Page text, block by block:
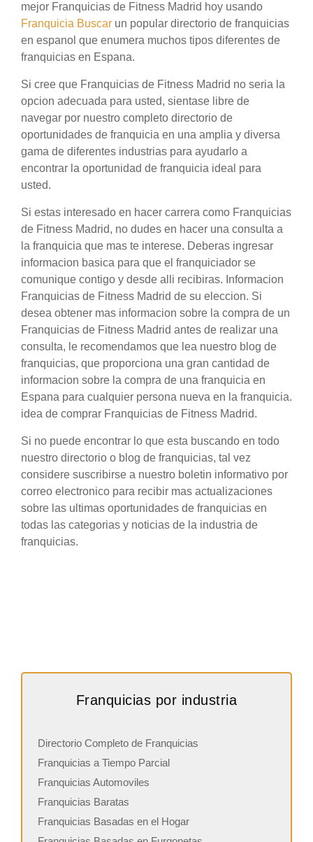
mejor Franquicias de Fitness Madrid hoy usando
Franquicia Buscar un popular directorio de franquicias
en espanol que enumera muchos tipos diferentes de
franquicias en Espana.
Si cree que Franquicias de Fitness Madrid no seria la
opcion adecuada para usted, sientase libre de
navegar por nuestro completo directorio de
oportunidades de franquicia en una amplia y diversa
gama de diferentes industrias para ayudarlo a
encontrar la oportunidad de franquicia ideal para
usted.
Si estas interesado en hacer carrera como Franquicias
de Fitness Madrid, no dudes en hacer una consulta a
la franquicia que mas te interese. Deberas ingresar
informacion basica para que el franquiciador se
comunique contigo y desde alli recibiras. Informacion
Franquicias de Fitness Madrid de su eleccion. Si
desea obtener mas informacion sobre la compra de un
Franquicias de Fitness Madrid antes de realizar una
consulta, le recomendamos que lea nuestro blog de
franquicias, que proporciona una gran cantidad de
informacion sobre la compra de una franquicia en
Espana para cualquier persona nueva en la franquicia.
idea de comprar Franquicias de Fitness Madrid.
Si no puede encontrar lo que esta buscando en todo
nuestro directorio o blog de franquicias, tal vez
considere suscribirse a nuestro boletin informativo por
correo electronico para recibir mas actualizaciones
sobre las ultimas oportunidades de franquicias en
todas las categorias y noticias de la industria de
franquicias.
Franquicias por industria
Directorio Completo de Franquicias
Franquicias a Tiempo Parcial
Franquicias Automoviles
Franquicias Baratas
Franquicias Basadas en el Hogar